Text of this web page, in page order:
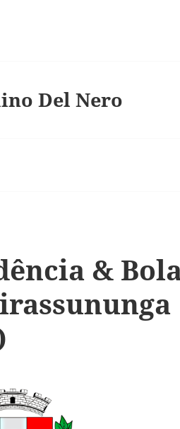
Del Nero
&